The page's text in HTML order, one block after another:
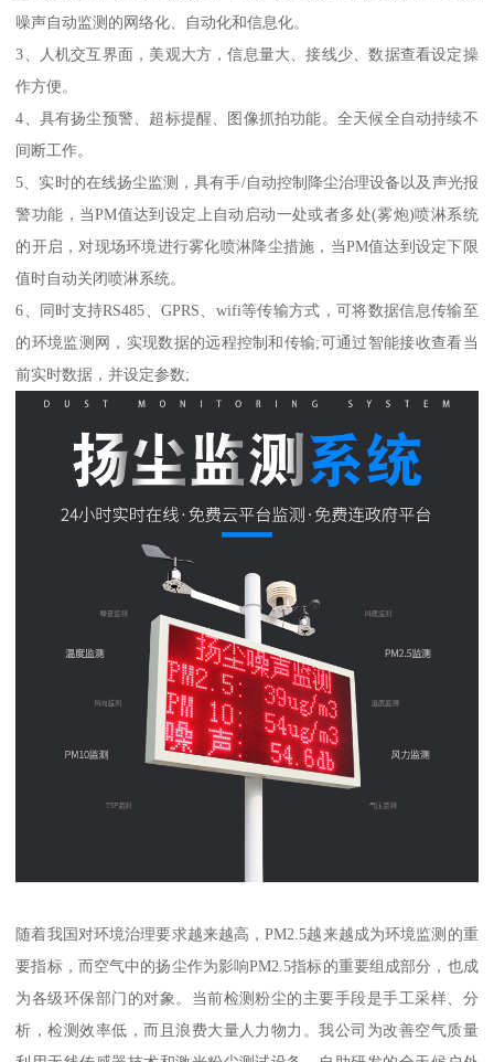
噪声自动监测的网络化、自动化和信息化。
3、人机交互界面，美观大方，信息量大、接线少、数据查看设定操
作方便。
4、具有扬尘预警、超标提醒、图像抓拍功能。全天候全自动持续不
间断工作。
5、实时的在线扬尘监测，具有手/自动控制降尘治理设备以及声光报
警功能，当PM值达到设定上自动启动一处或者多处(雾炮)喷淋系统
的开启，对现场环境进行雾化喷淋降尘措施，当PM值达到设定下限
值时自动关闭喷淋系统。
6、同时支持RS485、GPRS、wifi等传输方式，可将数据信息传输至
的环境监测网，实现数据的远程控制和传输;可通过智能接收查看当
前实时数据，并设定参数;
随着我国对环境治理要求越来越高，PM2.5越来越成为环境监测的重
要指标，而空气中的扬尘作为影响PM2.5指标的重要组成部分，也成
为各级环保部门的对象。当前检测粉尘的主要手段是手工采样、分
析，检测效率低，而且浪费大量人力物力。我公司为改善空气质量